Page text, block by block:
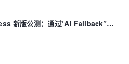
新版公测：通过“AI Fallback”与
理底座